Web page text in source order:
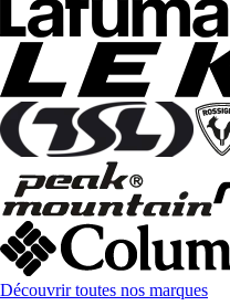
Découvrir toutes nos marques